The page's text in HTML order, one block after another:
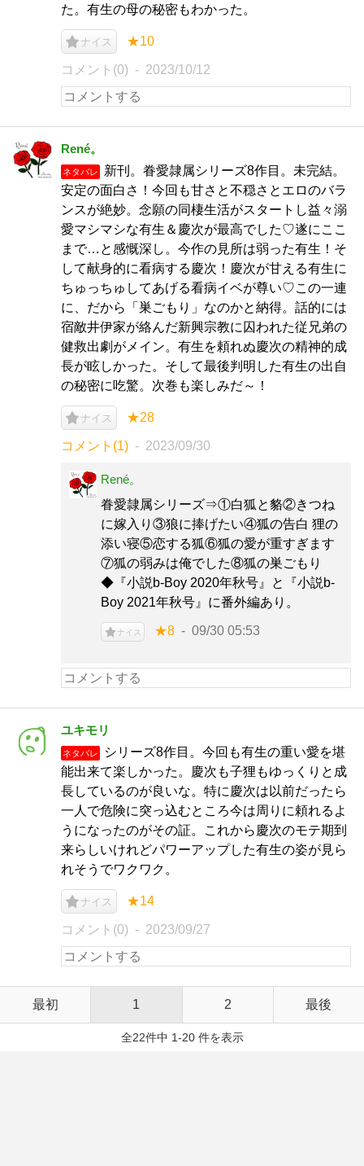
た。有生の母の秘密もわかった。
ナイス ★10
コメント(0) 2023/10/12
René。
ネタバレ
新刊。眷愛隷属シリーズ8作目。未完結。
安定の面白さ！今回も甘さと不穏さとエロのバラ
ンスが絶妙。念願の同棲生活がスタートし益々溺
愛マシマシな有生＆慶次が最高でした♡遂にここ
まで…と感慨深し。今作の見所は弱った有生！そ
して献身的に看病する慶次！慶次が甘える有生に
ちゅっちゅしてあげる看病イベが尊い♡この一連
に、だから「巣ごもり」なのかと納得。話的には
宿敵井伊家が絡んだ新興宗教に囚われた従兄弟の
健救出劇がメイン。有生を頼れぬ慶次の精神的成
長が眩しかった。そして最後判明した有生の出自
の秘密に吃驚。次巻も楽しみだ～！
ナイス ★28
コメント(1) 2023/09/30
René。
眷愛隷属シリーズ⇒①白狐と貉②きつね
に嫁入り③狼に捧げたい④狐の告白 狸の
添い寝⑤恋する狐⑥狐の愛が重すぎます
⑦狐の弱みは俺でした⑧狐の巣ごもり
◆『小説b-Boy 2020年秋号』と『小説b-
Boy 2021年秋号』に番外編あり。
ナイス ★8 09/30 05:53
ユキモリ
ネタバレ
シリーズ8作目。今回も有生の重い愛を堪
能出来て楽しかった。慶次も子狸もゆっくりと成
長しているのが良いな。特に慶次は以前だったら
一人で危険に突っ込むところ今は周りに頼れるよ
うになったのがその証。これから慶次のモテ期到
来らしいけれどパワーアップした有生の姿が見ら
れそうでワクワク。
ナイス ★14
コメント(0) 2023/09/27
最初 1 2 最後
全22件中 1-20 件を表示